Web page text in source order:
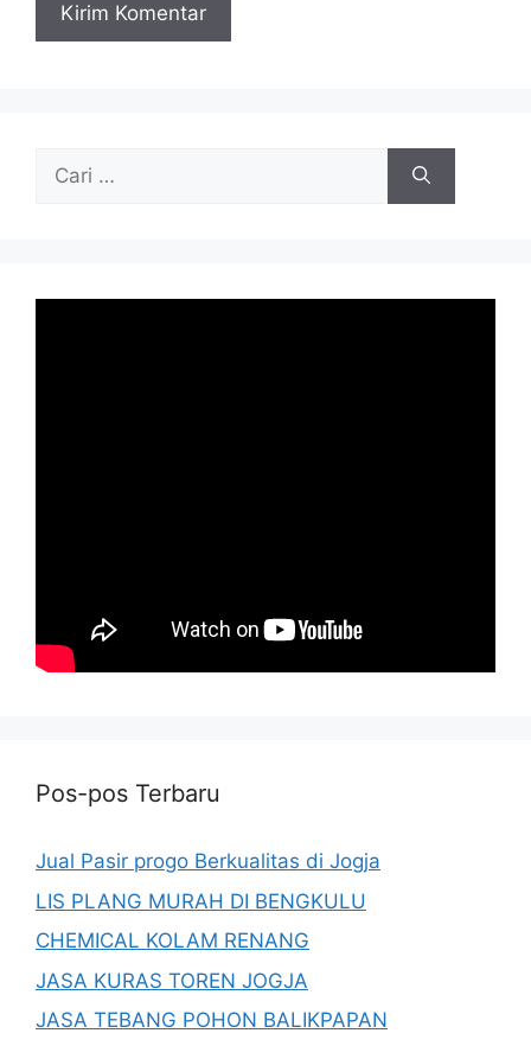
Cari
Pos-pos Terbaru
Jual Pasir progo Berkualitas di Jogja
LIS PLANG MURAH DI BENGKULU
CHEMICAL KOLAM RENANG
JASA KURAS TOREN JOGJA
JASA TEBANG POHON BALIKPAPAN